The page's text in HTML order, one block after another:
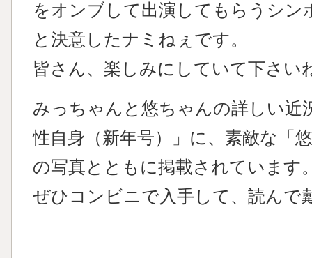
をオンブして出演してもらうシン
と決意したナミねぇです。
皆さん、楽しみにしていて下さい
みっちゃんと悠ちゃんの詳しい近
性自身（新年号）」に、素敵な「
の写真とともに掲載されています
ぜひコンビニで入手して、読んで